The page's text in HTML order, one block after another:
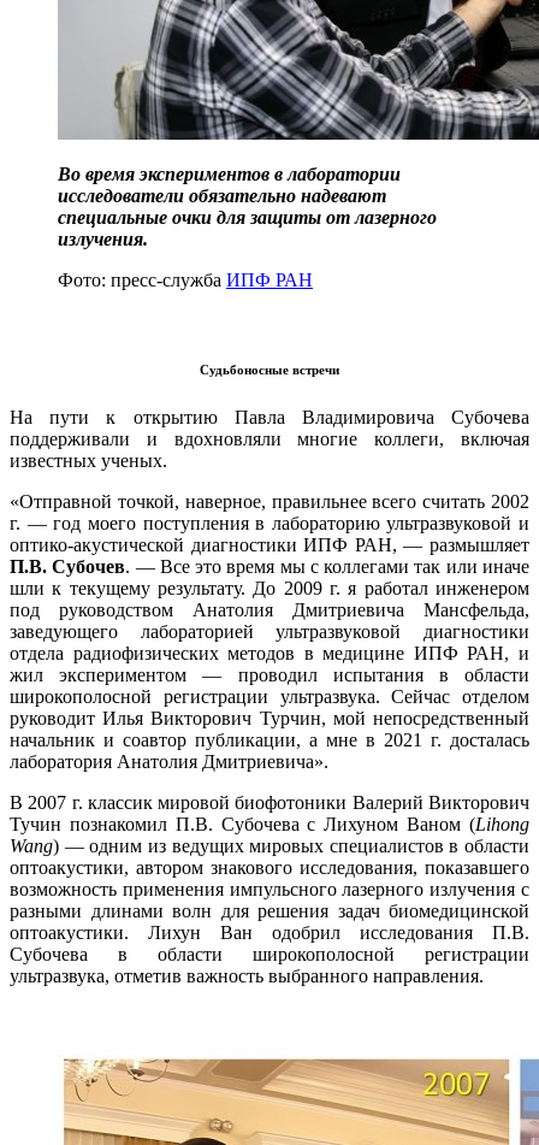
Во время экспериментов в лаборатории
исследователи обязательно надевают
специальные очки для защиты от лазерного
излучения.
Фото: пресс-служба ИПФ РАН
Судьбоносные встречи
На пути к открытию Павла Владимировича Субочева
поддерживали и вдохновляли многие коллеги, включая
известных ученых.
«Отправной точкой, наверное, правильнее всего считать 2002
г. — год моего поступления в лабораторию ультразвуковой и
оптико-акустической диагностики ИПФ РАН, — размышляет
П.В. Субочев. — Все это время мы с коллегами так или иначе
шли к текущему результату. До 2009 г. я работал инженером
под руководством Анатолия Дмитриевича Мансфельда,
заведующего лабораторией ультразвуковой диагностики
отдела радиофизических методов в медицине ИПФ РАН, и
жил экспериментом — проводил испытания в области
широкополосной регистрации ультразвука. Сейчас отделом
руководит Илья Викторович Турчин, мой непосредственный
начальник и соавтор публикации, а мне в 2021 г. досталась
лаборатория Анатолия Дмитриевича».
В 2007 г. классик мировой биофотоники Валерий Викторович
Тучин познакомил П.В. Субочева с Лихуном Ваном (Lihong
Wang) — одним из ведущих мировых специалистов в области
оптоакустики, автором знакового исследования, показавшего
возможность применения импульсного лазерного излучения с
разными длинами волн для решения задач биомедицинской
оптоакустики. Лихун Ван одобрил исследования П.В.
Субочева в области широкополосной регистрации
ультразвука, отметив важность выбранного направления.